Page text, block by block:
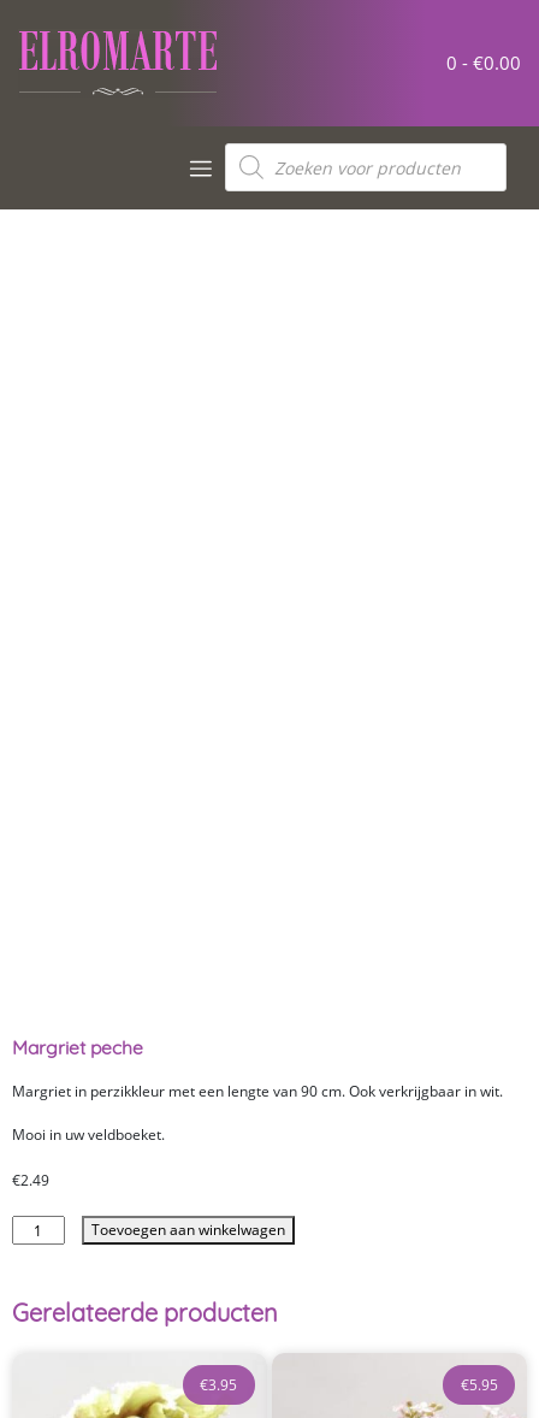
0 - €0.00
Margriet peche
Margriet in perzikkleur met een lengte van 90 cm. Ook verkrijgbaar in wit.
Mooi in uw veldboeket.
€2.49
Toevoegen aan winkelwagen
Gerelateerde producten
€3.95 €5.95